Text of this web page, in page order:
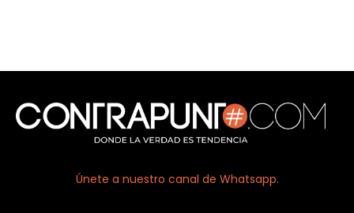
Únete a nuestro canal de Whatsapp.